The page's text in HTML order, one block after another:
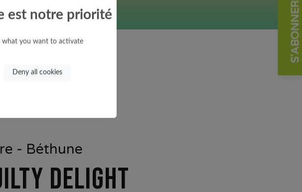
- Béthune
DELIGHT
S'ABONNER
est notre priorité
what you want to activate
Deny all cookies